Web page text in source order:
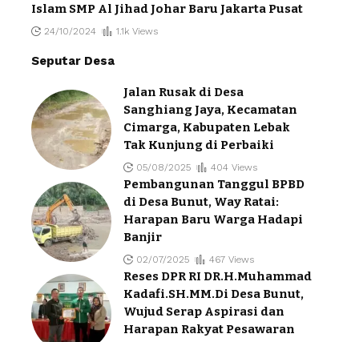
Islam SMP Al Jihad Johar Baru Jakarta Pusat
24/10/2024 1.1k Views
Seputar Desa
Jalan Rusak di Desa
Sanghiang Jaya, Kecamatan
Cimarga, Kabupaten Lebak
Tak Kunjung di Perbaiki
05/08/2025 404 Views
Pembangunan Tanggul BPBD
di Desa Bunut, Way Ratai:
Harapan Baru Warga Hadapi
Banjir
02/07/2025 467 Views
Reses DPR RI DR.H.Muhammad
Kadafi.SH.MM.Di Desa Bunut,
Wujud Serap Aspirasi dan
Harapan Rakyat Pesawaran